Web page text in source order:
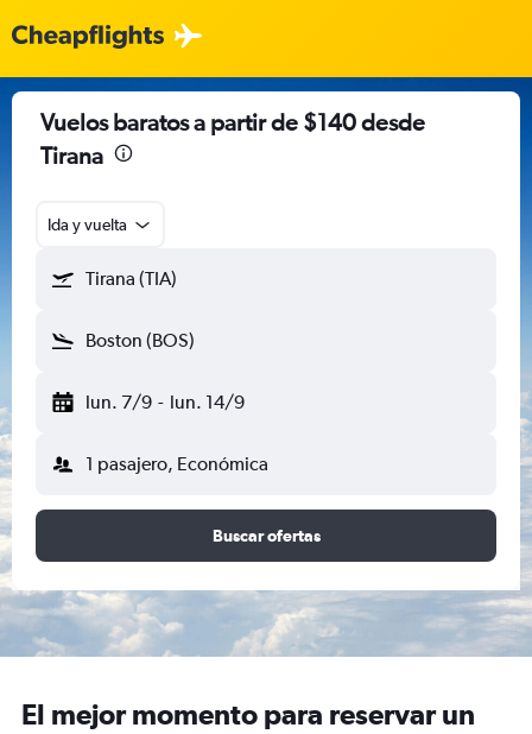
Vuelos baratos a partir de $140 desde
Tirana
Ida y vuelta
Tirana (TIA)
Boston (BOS)
lun. 7/9 - lun. 14/9
1 pasajero, Económica
Buscar ofertas
El mejor momento para reservar un